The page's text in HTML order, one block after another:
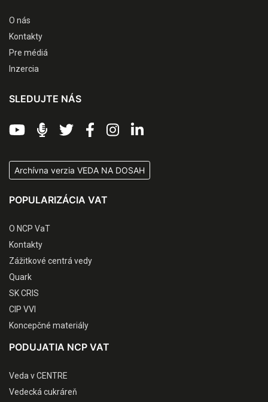
O nás
Kontakty
Pre médiá
Inzercia
SLEDUJTE NÁS
Archívna verzia VEDA NA DOSAH
POPULARIZÁCIA VAT
O NCP VaT
Kontakty
Zážitkové centrá vedy
Quark
SK CRIS
CIP VVI
Koncepčné materiály
PODUJATIA NCP VAT
Veda v CENTRE
Vedecká cukráreň